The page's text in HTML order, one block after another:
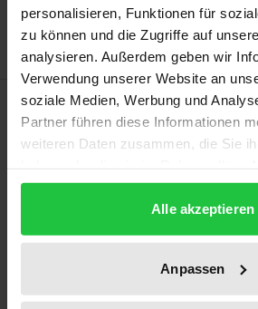
personalisieren, Funktionen für
zu können und die Zugriffe auf
analysieren. Außerdem geben wir
Verwendung unserer Website an
soziale Medien, Werbung und
Partner führen diese Informationen
weiteren Daten zusammen, die Sie
gesammelt haben.
Alle akzeptieren
Anpassen
Hinweise zu Versandkosten
Beschreibung
inhärente Befugnisse
Realisierung gerichtlicher
unbedingt erforderlich ist. Davon
Befugnis zur Wiederbefassung mit